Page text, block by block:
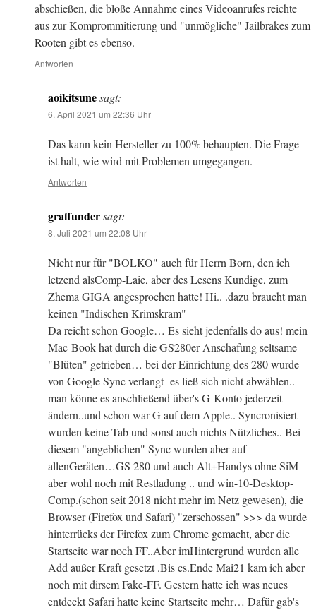
abschießen, die bloße Annahme eines Videoanrufes reichte
aus zur Komprommitierung und "unmögliche" Jailbrakes zum
Rooten gibt es ebenso.
Antworten
aoikitsunesagt:
6. April 2021 um 22:36 Uhr
Das kann kein Hersteller zu 100% behaupten. Die Frage
ist halt, wie wird mit Problemen umgegangen.
Antworten
graffundersagt:
8. Juli 2021 um 22:08 Uhr
Nicht nur für "BOLKO" auch für Herrn Born, den ich
letzend alsComp-Laie, aber des Lesens Kundige, zum
Zhema GIGA angesprochen hatte! Hi.. .dazu braucht man
keinen "Indischen Krimskram"
Da reicht schon Google… Es sieht jedenfalls do aus! mein
Mac-Book hat durch die GS280er Anschafung seltsame
"Blüten" getrieben… bei der Einrichtung des 280 wurde
von Google Sync verlangt -es ließ sich nicht abwählen..
man könne es anschließend über's G-Konto jederzeit
ändern..und schon war G auf dem Apple.. Syncronisiert
wurden keine Tab und sonst auch nichts Nützliches.. Bei
diesem "angeblichen" Sync wurden aber auf
allenGeräten…GS 280 und auch Alt+Handys ohne SiM
aber wohl noch mit Restladung .. und win-10-Desktop-
Comp.(schon seit 2018 nicht mehr im Netz gewesen), die
Browser (Firefox und Safari) "zerschossen" >>> da wurde
hinterrücks der Firefox zum Chrome gemacht, aber die
Startseite war noch FF..Aber imHintergrund wurden alle
Add außer Kraft gesetzt .Bis cs.Ende Mai21 kam ich aber
noch mit dirsem Fake-FF. Gestern hatte ich was neues
entdeckt Safari hatte keine Startseite mehr… Dafür gab's